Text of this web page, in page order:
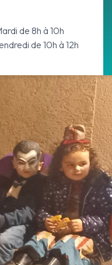
de 8h à 10h
de 10h à 12h